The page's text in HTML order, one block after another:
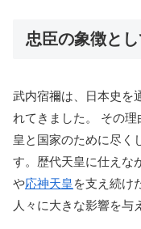
忠臣の象徴と
武内宿禰は、日本史を
れてきました。 その
皇と国家のために尽く
す。歴代天皇に仕えな
や応神天皇 を支え続け
人々に大きな影響を与